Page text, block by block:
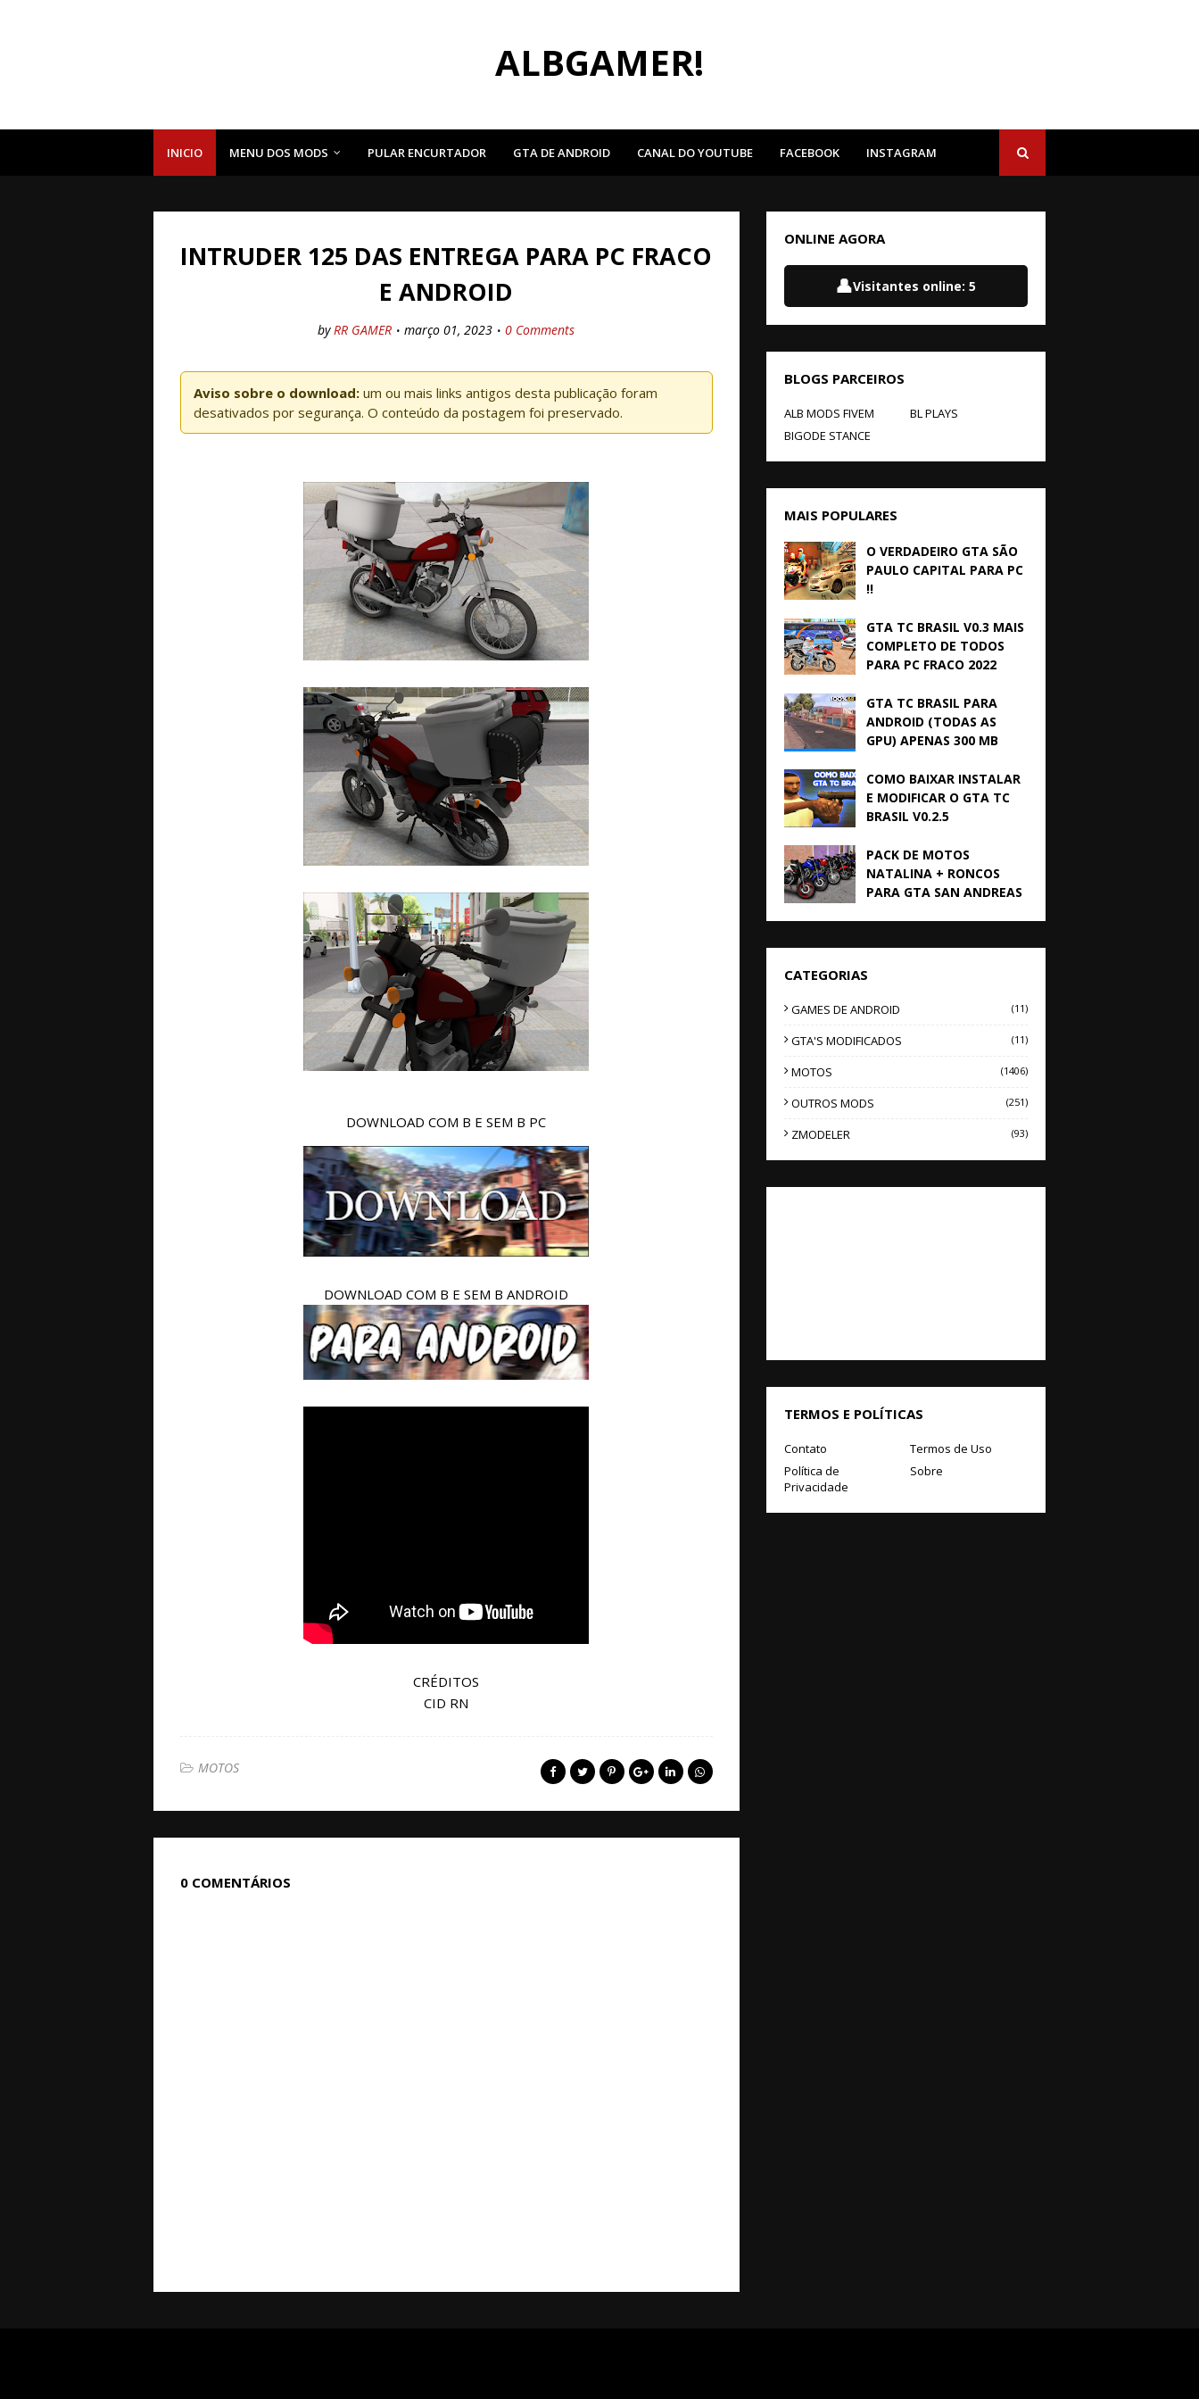
ALBGAMER!
INICIO MENU DOS MODS PULAR ENCURTADOR GTA DE ANDROID CANAL DO YOUTUBE FACEBOOK INSTAGRAM
INTRUDER 125 DAS ENTREGA PARA PC FRACO
E ANDROID
by RR GAMER março 01, 2023 0 Comments
Aviso sobre o download: um ou mais links antigos desta publicação foram
desativados por segurança. O conteúdo da postagem foi preservado.
DOWNLOAD COM B E SEM B PC
DOWNLOAD COM B E SEM B ANDROID
CRÉDITOS
CID RN
MOTOS
0 COMENTÁRIOS
ONLINE AGORA
👤Visitantes online:5
BLOGS PARCEIROS
ALB MODS FIVEM
BL PLAYS
BIGODE STANCE
MAIS POPULARES
O VERDADEIRO GTA SÃO
PAULO CAPITAL PARA PC
!!
GTA TC BRASIL V0.3 MAIS
COMPLETO DE TODOS
PARA PC FRACO 2022
GTA TC BRASIL PARA
ANDROID (TODAS AS
GPU) APENAS 300 MB
COMO BAIXAR INSTALAR
E MODIFICAR O GTA TC
BRASIL V0.2.5
PACK DE MOTOS
NATALINA + RONCOS
PARA GTA SAN ANDREAS
CATEGORIAS
GAMES DE ANDROID (11)
GTA'S MODIFICADOS (11)
MOTOS (1406)
OUTROS MODS (251)
ZMODELER (93)
TERMOS E POLÍTICAS
Contato
Termos de Uso
Política de
Privacidade
Sobre